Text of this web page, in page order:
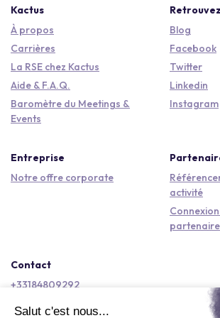
Kactus
À propos
Carrières
La RSE chez Kactus
Aide & F.A.Q.
Baromètre du Meetings &
Events
Blog
Facebook
Twitter
Linkedin
Instagram
Entreprise
Notre offre corporate
activité
partenaire
Contact
+33184809292